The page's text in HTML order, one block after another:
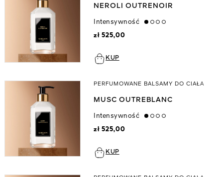
NEROLI OUTRENOIR
Intensywność low
zł 525,00
KUP
PERFUMOWANE BALSAMY DO CIAŁA
MUSC OUTREBLANC
Intensywność low
zł 525,00
KUP